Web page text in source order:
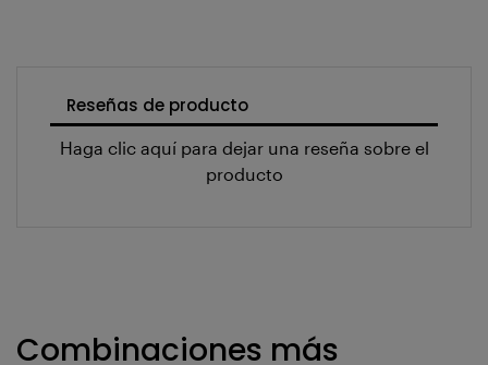
Reseñas de producto
Haga clic aquí para dejar una reseña sobre el
producto
Combinaciones más